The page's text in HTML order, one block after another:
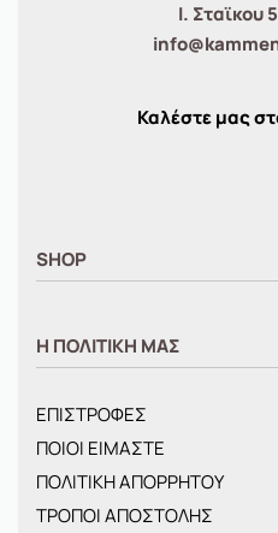
Ι. Σταϊκου
Καλέστε μας
SHOP
ΓΥΝΑΙΚΕΙΑ
BRANDS
ΝΕΕΣ ΑΦΙΞΕΙΣ
OFFERS
ΤΣΑΝΤΕΣ
Η ΠΟΛΙΤΙΚΗ ΜΑΣ
ΕΠΙΣΤΡΟΦΕΣ
ΠΟΙΟΙ ΕΙΜΑΣΤΕ
ΠΟΛΙΤΙΚΗ ΑΠΟΡΡΗΤΟΥ
ΤΡΟΠΟΙ ΑΠΟΣΤΟΛΗΣ